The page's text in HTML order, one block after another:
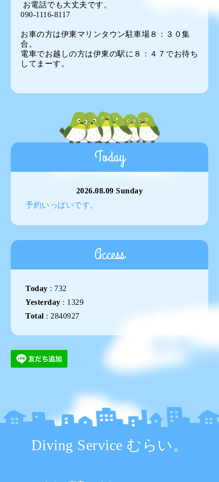
お電話でも大丈夫です。
090-1116-8117
お車の方は伊東マリンタウン駐車場８：３０集
合。
電車でお越しの方は伊東の駅に８：４７でお待ち
してまーす。
Today
2026.08.09 Sunday
予約いっぱいです。
Access
Today : 732
Yesterday : 1329
Total : 2840927
Diving Service むらい。